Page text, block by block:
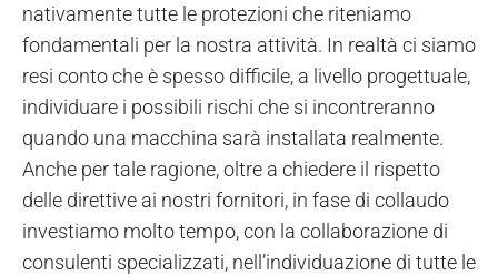
nativamente tutte le protezioni che riteniamo
fondamentali per la nostra attività. In realtà ci siamo
resi conto che è spesso difficile, a livello progettuale,
individuare i possibili rischi che si incontreranno
quando una macchina sarà installata realmente.
Anche per tale ragione, oltre a chiedere il rispetto
delle direttive ai nostri fornitori, in fase di collaudo
investiamo molto tempo, con la collaborazione di
consulenti specializzati, nell’individuazione di tutte le